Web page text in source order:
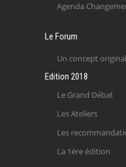
Agenda
Le Forum
Un concept original
Edition 2018
Le Grand Débat
Les Ateliers
Les
La 1ère édition